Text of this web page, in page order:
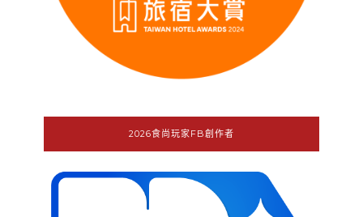
2026食尚玩家FB創作者